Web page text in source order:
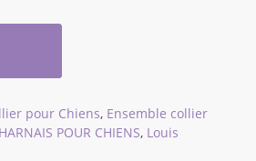
pour Chiens, Ensemble collier
POUR CHIENS, Louis